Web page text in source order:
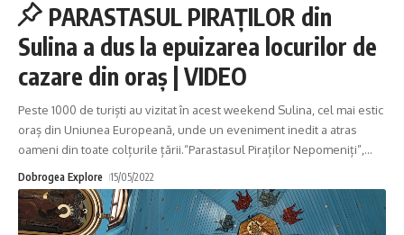
PARASTASUL PIRAȚILOR din
Sulina a dus la epuizarea locurilor de
cazare din oraș | VIDEO
Peste 1000 de turiști au vizitat în acest weekend Sulina, cel mai estic
oraș din Uniunea Europeană, unde un eveniment inedit a atras
oameni din toate colțurile țării.“Parastasul Piraților Nepomeniți”, …
Dobrogea Explore 15/05/2022